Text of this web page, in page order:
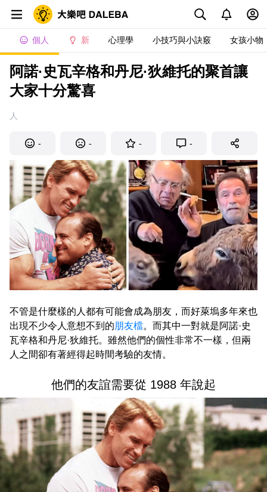
個人 新 心理學 小技巧與小訣竅 女孩小物
阿諾·史瓦辛格和丹尼·狄維托的聚首讓
大家十分驚喜
人
- - - -
不管是什麼樣的人都有可能會成為朋友，而好萊塢多年來也
出現不少令人意想不到的朋友檔。而其中一對就是阿諾·史
瓦辛格和丹尼·狄維托。雖然他們的個性非常不一樣，但兩
人之間卻有著經得起時間考驗的友情。
他們的友誼需要從 1988 年說起